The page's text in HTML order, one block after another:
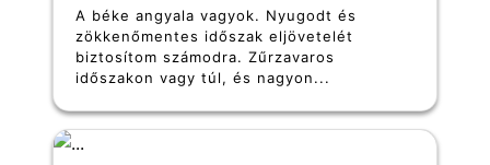
A béke angyala vagyok. Nyugodt és
zökkenőmentes időszak eljövetelét
biztosítom számodra. Zűrzavaros
időszakon vagy túl, és nagyon...